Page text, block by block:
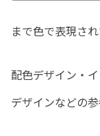
まで色で表現さ
配色デザイン・
デザインなどの